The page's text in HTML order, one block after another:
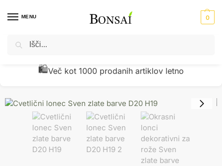
MENU 0
Domov / Okrasni lonci - cvetlična korita
🧾Preverjena kakovost z vračili pod 1 %